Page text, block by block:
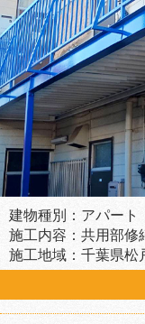
建物種別：アパート
施工内容：共用部修
施工地域：千葉県松